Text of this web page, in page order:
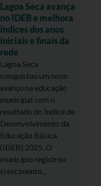
Lagoa Seca avança
no IDEB e melhora
índices dos anos
iniciais e finais da
rede
Lagoa Seca
conquistou um novo
avanço na educação
municipal com o
resultado do Índice de
Desenvolvimento da
Educação Básica
(IDEB) 2025. O
município registrou
crescimento...